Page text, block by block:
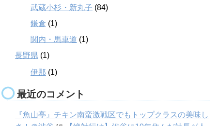
武蔵小杉・新丸子 (84)
鎌倉 (1)
関内・馬車道 (1)
長野県 (1)
伊那 (1)
最近のコメント
『魚山亭』チキン南蛮激戦区でもトップクラスの美味し